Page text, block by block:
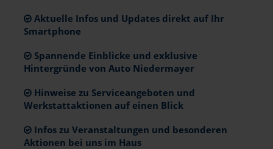
Aktuelle Infos und Updates direkt auf Ihr
Smartphone
Spannende Einblicke und exklusive
Hintergründe von Auto Niedermayer
Hinweise zu Serviceangeboten und
Werkstattaktionen auf einen Blick
Infos zu Veranstaltungen und besonderen
Aktionen bei uns im Haus